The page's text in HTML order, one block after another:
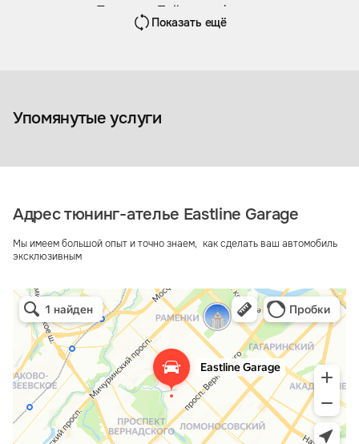
Показать ещё
Упомянутые услуги
Шумоизоляция автомобиля
Адрес тюнинг-ателье Eastline Garage
Мы имеем большой опыт и точно знаем, как сделать ваш автомобиль
эксклюзивным